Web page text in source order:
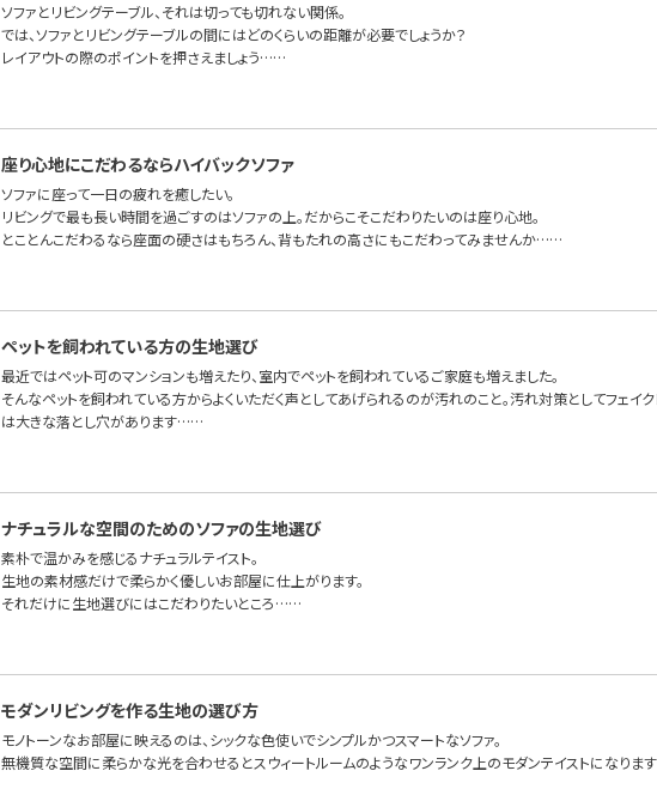
ソファとリビングテーブル、それは切っても切れない関係。
では、ソファとリビングテーブルの間にはどのくらいの距離が必要でしょうか？
レイアウトの際のポイントを押さえましょう……
座り心地にこだわるならハイバックソファ
ソファに座って一日の疲れを癒したい。
リビングで最も長い時間を過ごすのはソファの上。だからこそこだわりたいのは座り心地。
とことんこだわるなら座面の硬さはもちろん、背もたれの高さにもこだわってみませんか……
ペットを飼われている方の生地選び
最近ではペット可のマンションも増えたり、室内でペットを飼われているご家庭も増えました。
そんなペットを飼われている方からよくいただく声としてあげられるのが汚れのこと。汚れ対策としてフェイ
は大きな落とし穴があります……
ナチュラルな空間のためのソファの生地選び
素朴で温かみを感じるナチュラルテイスト。
生地の素材感だけで柔らかく優しいお部屋に仕上がります。
それだけに生地選びにはこだわりたいところ……
モダンリビングを作る生地の選び方
モノトーンなお部屋に映えるのは、シックな色使いでシンプルかつスマートなソファ。
無機質な空間に柔らかな光を合わせるとスウィートルームのようなワンランク上のモダンテイストになり